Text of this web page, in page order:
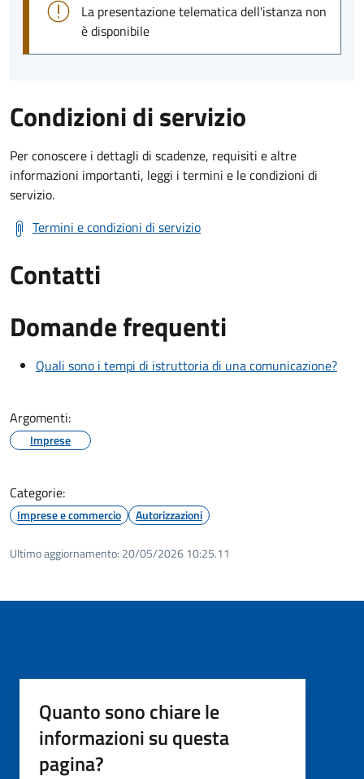
La presentazione telematica dell'istanza non
è disponibile
Condizioni di servizio
Per conoscere i dettagli di scadenze, requisiti e altre
informazioni importanti, leggi i termini e le condizioni di
servizio.
Termini e condizioni di servizio
Contatti
Domande frequenti
Quali sono i tempi di istruttoria di una comunicazione?
Argomenti:
Imprese
Categorie:
Imprese e commercio Autorizzazioni
Ultimo aggiornamento: 20/05/2026 10:25.11
Quanto sono chiare le
informazioni su questa
pagina?